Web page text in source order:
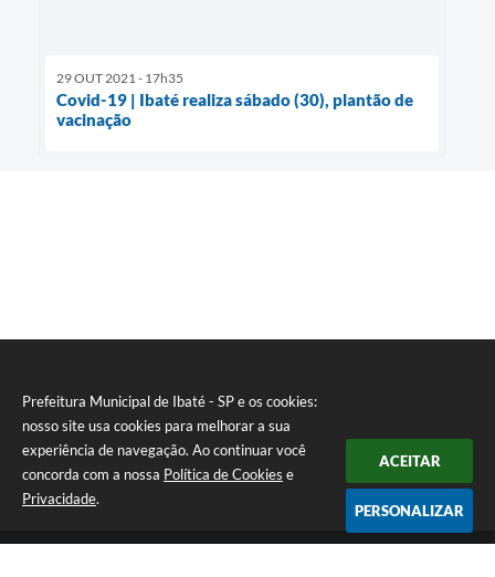
Prefeitura Municipal de Ibaté - SP e os cookies:
nosso site usa cookies para melhorar a sua
experiência de navegação. Ao continuar você
concorda com a nossa Política de Cookies e
Privacidade.
ACEITAR
PERSONALIZAR
29 OUT 2021 - 17h35
Covid-19 | Ibaté realiza sábado (30), plantão de
vacinação